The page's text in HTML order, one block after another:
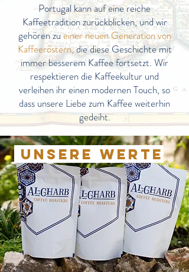
Portugal kann auf eine reiche
Kaffeetradition zurückblicken, und wir
gehören zu einer neuen Generation von
Kaffeeröstern,die diese Geschichte mit
immer besserem Kaffee fortsetzt. Wir
respektieren die Kaffeekultur und
verleihen ihr einen modernen Touch, so
dass unsere Liebe zum Kaffee weiterhin
gedeiht.
Unsere Werte